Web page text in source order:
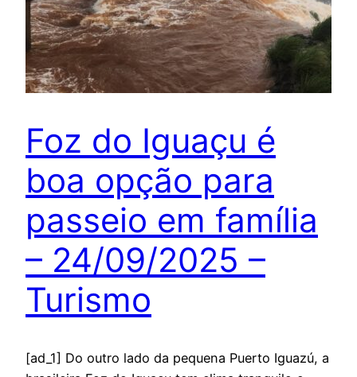
Foz do Iguaçu é
boa opção para
passeio em família
– 24/09/2025 –
Turismo
[ad_1] Do outro lado da pequena Puerto Iguazú, a